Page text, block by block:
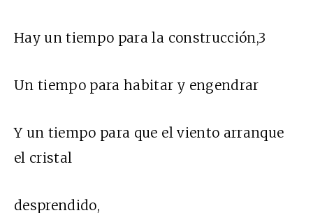
Hay un tiempo para la construcción,3
Un tiempo para habitar y engendrar
Y un tiempo para que el viento arranque
el cristal
desprendido,